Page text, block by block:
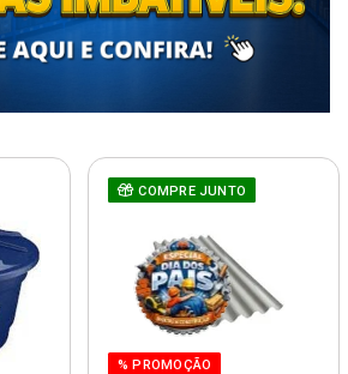
COMPRE JUNTO
% PROMOÇÃO